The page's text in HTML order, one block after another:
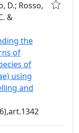
D.; Rosso,
&
the
of
of
using
and